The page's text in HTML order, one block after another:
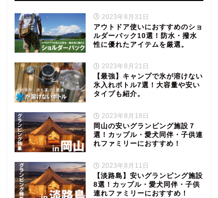
2023年8月31日
アウトドア使いにおすすめのショ
ルダーバック10選！防水・撥水
性に優れたアイテムを厳選。
2023年8月21日
【最強】キャンプで氷が溶けない
氷入れボトル7選！大容量や安い
タイプも紹介。
2023年8月18日
岡山の安いグランピング施設７
選！カップル・愛犬同伴・子供連
れファミリーにおすすめ！
2023年8月11日
【淡路島】安いグランピング施設
8選！カップル・愛犬同伴・子供
連れファミリーにおすすめ！